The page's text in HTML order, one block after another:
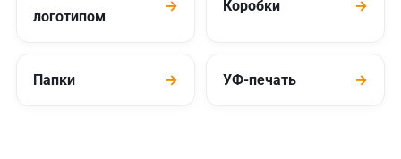
логотипом
→ Коробки →
Папки → УФ-печать →